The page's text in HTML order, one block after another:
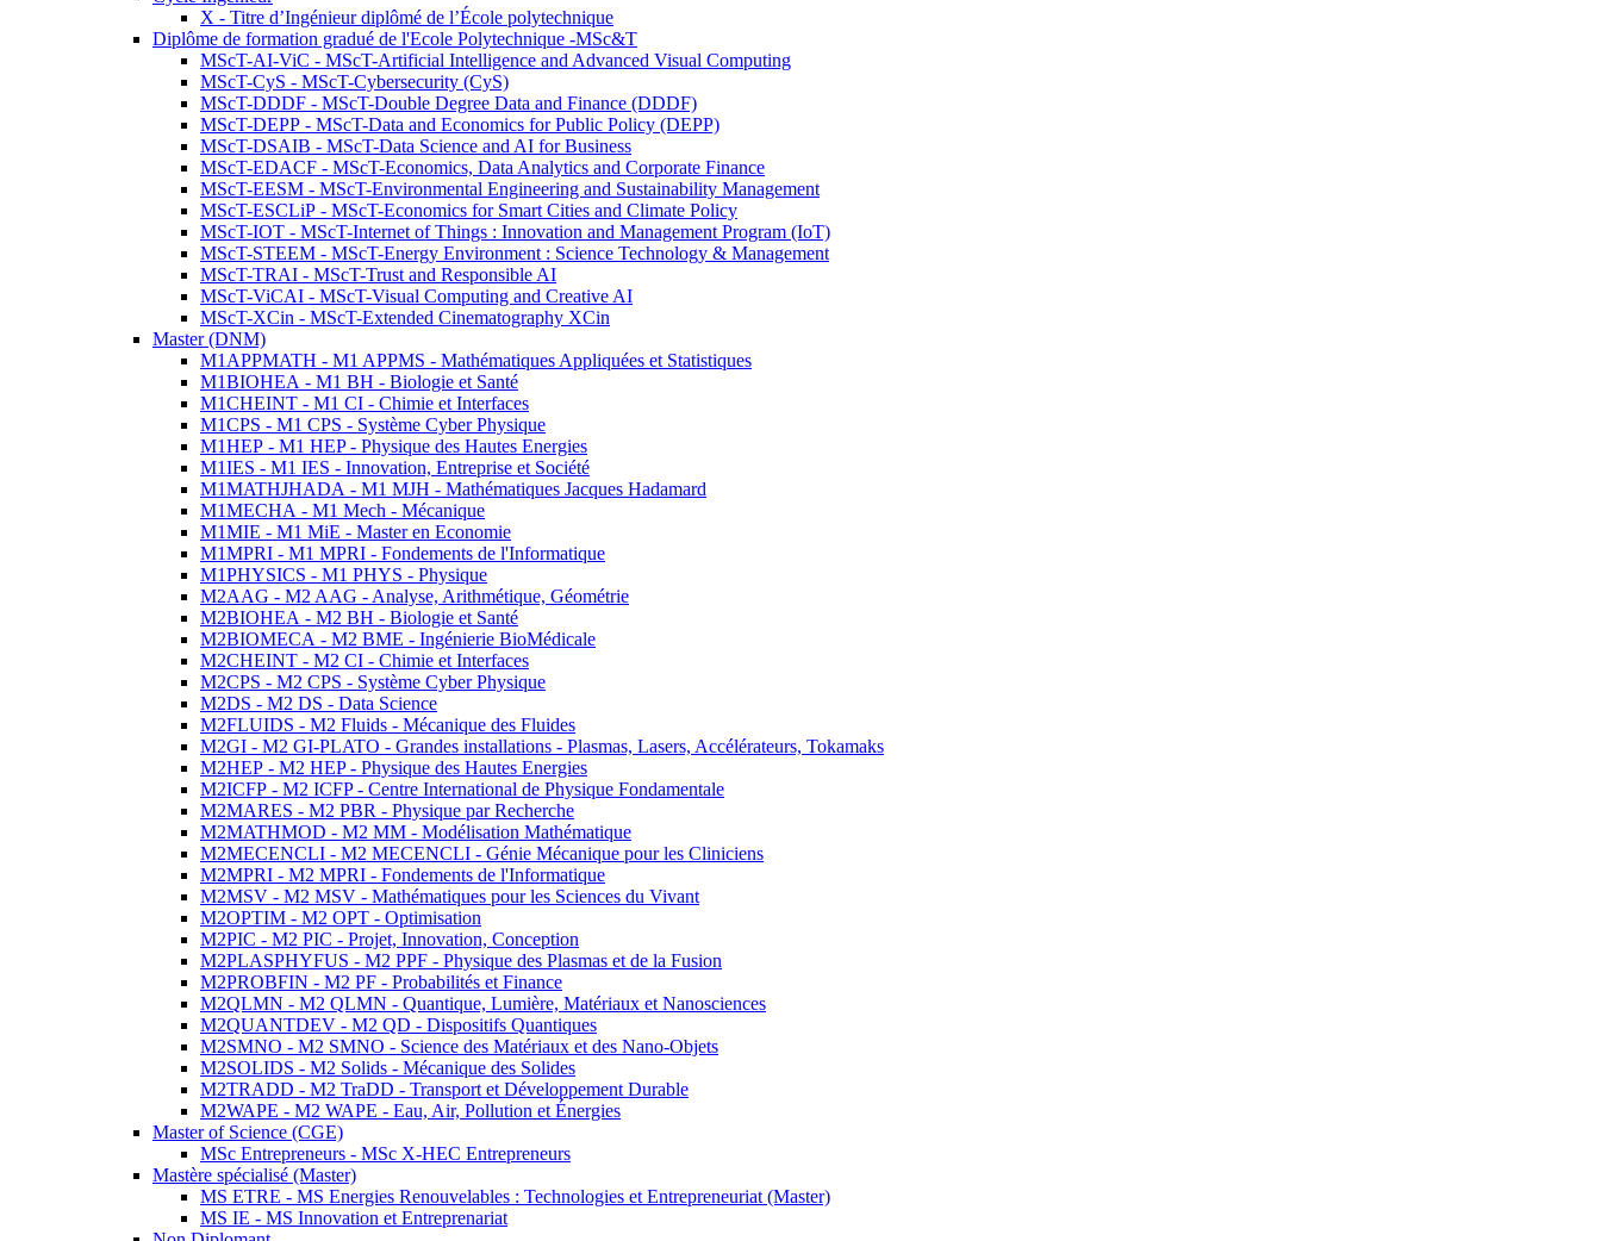
X - Titre d’Ingénieur diplômé de l’École polytechnique
Diplôme de formation gradué de l'Ecole Polytechnique -MSc&T
MScT-AI-ViC - MScT-Artificial Intelligence and Advanced Visual Computing
MScT-CyS - MScT-Cybersecurity (CyS)
MScT-DDDF - MScT-Double Degree Data and Finance (DDDF)
MScT-DEPP - MScT-Data and Economics for Public Policy (DEPP)
MScT-DSAIB - MScT-Data Science and AI for Business
MScT-EDACF - MScT-Economics, Data Analytics and Corporate Finance
MScT-EESM - MScT-Environmental Engineering and Sustainability Management
MScT-ESCLiP - MScT-Economics for Smart Cities and Climate Policy
MScT-IOT - MScT-Internet of Things : Innovation and Management Program (IoT)
MScT-STEEM - MScT-Energy Environment : Science Technology & Management
MScT-TRAI - MScT-Trust and Responsible AI
MScT-ViCAI - MScT-Visual Computing and Creative AI
MScT-XCin - MScT-Extended Cinematography XCin
Master (DNM)
M1APPMATH - M1 APPMS - Mathématiques Appliquées et Statistiques
M1BIOHEA - M1 BH - Biologie et Santé
M1CHEINT - M1 CI - Chimie et Interfaces
M1CPS - M1 CPS - Système Cyber Physique
M1HEP - M1 HEP - Physique des Hautes Energies
M1IES - M1 IES - Innovation, Entreprise et Société
M1MATHJHADA - M1 MJH - Mathématiques Jacques Hadamard
M1MECHA - M1 Mech - Mécanique
M1MIE - M1 MiE - Master en Economie
M1MPRI - M1 MPRI - Fondements de l'Informatique
M1PHYSICS - M1 PHYS - Physique
M2AAG - M2 AAG - Analyse, Arithmétique, Géométrie
M2BIOHEA - M2 BH - Biologie et Santé
M2BIOMECA - M2 BME - Ingénierie BioMédicale
M2CHEINT - M2 CI - Chimie et Interfaces
M2CPS - M2 CPS - Système Cyber Physique
M2DS - M2 DS - Data Science
M2FLUIDS - M2 Fluids - Mécanique des Fluides
M2GI - M2 GI-PLATO - Grandes installations - Plasmas, Lasers, Accélérateurs, Tokamaks
M2HEP - M2 HEP - Physique des Hautes Energies
M2ICFP - M2 ICFP - Centre International de Physique Fondamentale
M2MARES - M2 PBR - Physique par Recherche
M2MATHMOD - M2 MM - Modélisation Mathématique
M2MECENCLI - M2 MECENCLI - Génie Mécanique pour les Cliniciens
M2MPRI - M2 MPRI - Fondements de l'Informatique
M2MSV - M2 MSV - Mathématiques pour les Sciences du Vivant
M2OPTIM - M2 OPT - Optimisation
M2PIC - M2 PIC - Projet, Innovation, Conception
M2PLASPHYFUS - M2 PPF - Physique des Plasmas et de la Fusion
M2PROBFIN - M2 PF - Probabilités et Finance
M2QLMN - M2 QLMN - Quantique, Lumière, Matériaux et Nanosciences
M2QUANTDEV - M2 QD - Dispositifs Quantiques
M2SMNO - M2 SMNO - Science des Matériaux et des Nano-Objets
M2SOLIDS - M2 Solids - Mécanique des Solides
M2TRADD - M2 TraDD - Transport et Développement Durable
M2WAPE - M2 WAPE - Eau, Air, Pollution et Énergies
Master of Science (CGE)
MSc Entrepreneurs - MSc X-HEC Entrepreneurs
Mastère spécialisé (Master)
MS ETRE - MS Energies Renouvelables : Technologies et Entrepreneuriat (Master)
MS IE - MS Innovation et Entreprenariat